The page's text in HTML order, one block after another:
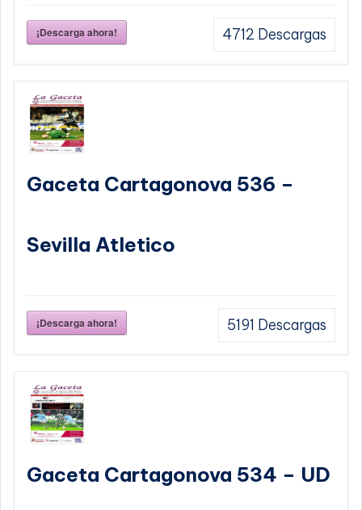
¡Descarga ahora! 4712 Descargas
Gaceta Cartagonova 536 –
Sevilla Atletico
¡Descarga ahora! 5191 Descargas
Gaceta Cartagonova 534 – UD